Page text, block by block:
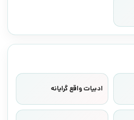
ادبیات واقع گرایانه